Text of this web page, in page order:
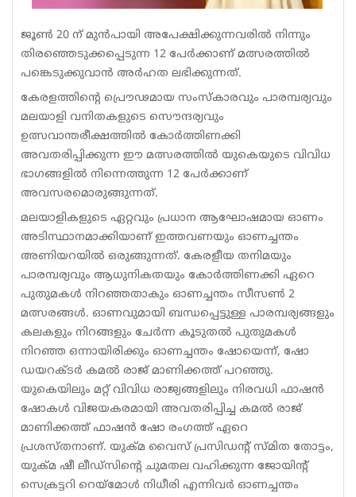
ജൂൺ 20 ന് മുൻപായി അപേക്ഷിക്കുന്നവരിൽ നിന്നും
തിരഞ്ഞെടുക്കപ്പെടുന്ന 12 പേർക്കാണ് മത്സരത്തിൽ
പങ്കെടുക്കുവാൻ അർഹത ലഭിക്കുന്നത്.
കേരളത്തിൻ്റെ പ്രൌഢമായ സംസ്‌കാരവും പാരമ്പര്യവും
മലയാളി വനിതകളുടെ സൌന്ദര്യവും
ഉത്സവാന്തരീക്ഷത്തിൽ കോർത്തിണക്കി
അവതരിപ്പിക്കുന്ന ഈ മത്സരത്തിൽ യുകെയുടെ വിവിധ
ഭാഗങ്ങളിൽ നിന്നെത്തുന്ന 12 പേർക്കാണ്
അവസരമൊരുങ്ങുന്നത്.
മലയാളികളുടെ ഏറ്റവും പ്രധാന ആഘോഷമായ ഓണം
അടിസ്ഥാനമാക്കിയാണ് ഇത്തവണയും ഓണച്ചന്തം
അണിയറയിൽ ഒരുങ്ങുന്നത്. കേരളീയ തനിമയും
പാരമ്പര്യവും ആധുനികതയും കോർത്തിണക്കി ഏറെ
പുതുമകൾ നിറഞ്ഞതാകും ഓണച്ചന്തം സീസൺ 2
മത്സരങ്ങൾ. ഓണവുമായി ബന്ധപ്പെട്ടുള്ള പാരമ്പര്യങ്ങളും
കലകളും നിറങ്ങളും ചേർന്ന കൂടുതൽ പുതുമകൾ
നിറഞ്ഞ ഒന്നായിരിക്കും ഓണച്ചന്തം ഷോയെന്ന്, ഷോ
ഡയറക്ടർ കമൽ രാജ് മാണിക്കത്ത് പറഞ്ഞു.
യുകെയിലും മറ്റ് വിവിധ രാജ്യങ്ങളിലും നിരവധി ഫാഷൻ
ഷോകൾ വിജയകരമായി അവതരിപ്പിച്ച കമൽ രാജ്
മാണിക്കത്ത് ഫാഷൻ ഷോ രംഗത്ത് ഏറെ
പ്രശസ്‌തനാണ്. യുക്മ വൈസ് പ്രസിഡൻ്റ് സ്‌മിത തോട്ടം,
യുക്മ ഷീ ലീഡ്സിൻ്റെ ചുമതല വഹിക്കുന്ന ജോയിൻ്റ്
സെക്രട്ടറി റെയ്‌മോൾ നിധീരി എന്നിവർ ഓണച്ചന്തം